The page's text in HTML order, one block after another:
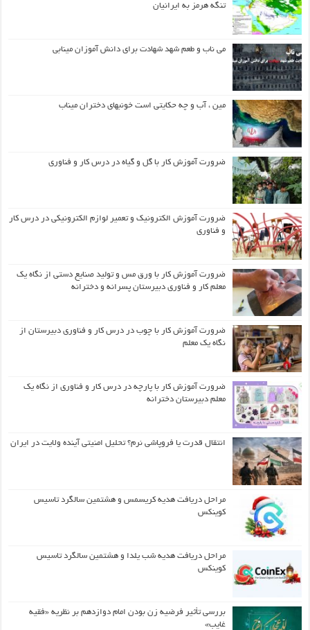
تنگه هرمز به ایرانیان
می ناب و طعم شهد شهادت برای دانش آموزان مینابی
مین ، آب و چه حکایتی است خونبهای دختران میناب
ضرورت آموزش کار با گل و گیاه در درس کار و فناوری
ضرورت آموزش الکترونیک و تعمیر لوازم الکترونیکی در درس کار
و فناوری
ضرورت آموزش کار با ورق مس و تولید صنایع دستی از نگاه یک
معلم کار و فناوری دبیرستان پسرانه و دخترانه
ضرورت آموزش کار با چوب در درس کار و فناوری دبیرستان از
نگاه یک معلم
ضرورت آموزش کار با پارچه در درس کار و فناوری از نگاه یک
معلم دبیرستان دخترانه
انتقال قدرت یا فروپاشی نرم؟ تحلیل امنیتی آینده ولایت در ایران
مراحل دریافت هدیه کریسمس و هشتمین سالگرد تاسیس
کوینکس
مراحل دریافت هدیه شب یلدا و هشتمین سالگرد تاسیس
کوینکس
بررسی تأثیر فرضیه زن بودن امام دوازدهم بر نظریه «فقیه
غایب»